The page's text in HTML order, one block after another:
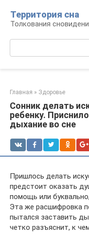
контенту
Территория сна
Толкования
Главная » Здоровье
Сонник делать
ребенку.
дыхание во сне
Пришлось делать
предстоит оказать
помощь или
Эта же расшифровка
пытался заставить
четко разъяснит, к